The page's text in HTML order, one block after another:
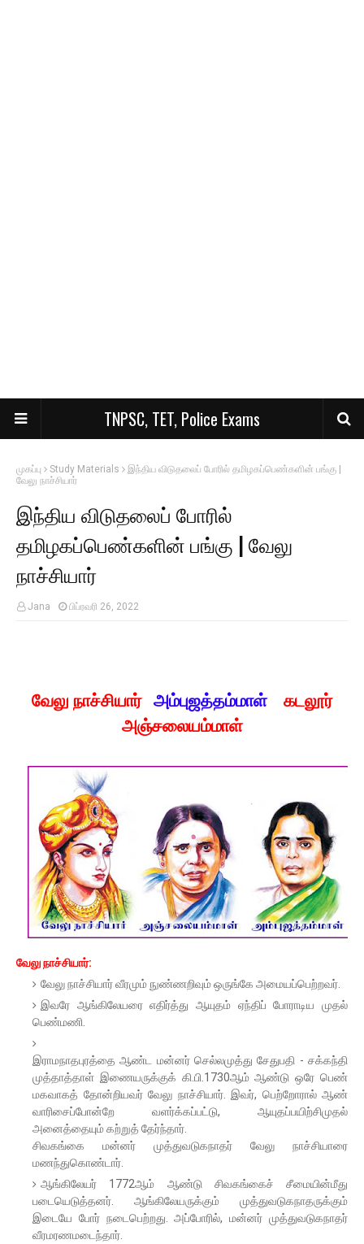
TNPSC, TET, Police Exams
முகப்பு Study Materials
இந்திய விடுதலைப் போரில் தமிழகப்பெண்களின் பங்கு |
வேலு நாச்சியார்
இந்திய விடுதலைப் போரில்
தமிழகப்பெண்களின் பங்கு | வேலு
நாச்சியார்
Jana பிப்ரவரி 26, 2022
வேலு நாச்சியார் அம்புஜத்தம்மாள் கடலூர்
அஞ்சலையம்மாள்
வேலு நாச்சியார்:
வேலு நாச்சியார் வீரமும் நுண்ணறிவும் ஒருங்கே அமையப்பெற்றவர்.
இவரே ஆங்கிலேயரை எதிர்த்து ஆயுதம் ஏந்திப் போராடிய முதல்
பெண்மணி.
இராமநாதபுரத்தை ஆண்ட மன்னர் செல்லமுத்து சேதுபதி - சக்கந்தி
முத்தாத்தாள் இணையருக்குக் கி.பி.1730ஆம் ஆண்டு ஒரே பெண்
மகவாகத் தோன்றியவர் வேலு நாச்சியார். இவர், பெற்றோரால் ஆண்
வாரிசைப்போன்றே வளர்க்கப்பட்டு, ஆயுதப்பயிற்சிமுதல்
அனைத்தையும் கற்றுத் தேர்ந்தார்.
சிவகங்கை மன்னர் முத்துவடுகநாதர் வேலு நாச்சியாரை
மணந்துகொண்டார்.
ஆங்கிலேயர் 1772ஆம் ஆண்டு சிவகங்கைச் சீமையின்மீது
படையெடுத்தனர். ஆங்கிலேயருக்கும் முத்துவடுகநாதருக்கும்
இடையே போர் நடைபெற்றது. அப்போரில், மன்னர் முத்துவடுகநாதர்
வீரமரணமடைந்தார்.